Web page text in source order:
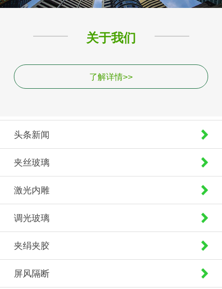
关于我们
了解详情>>
头条新闻
夹丝玻璃
激光内雕
调光玻璃
夹绢夹胶
屏风隔断